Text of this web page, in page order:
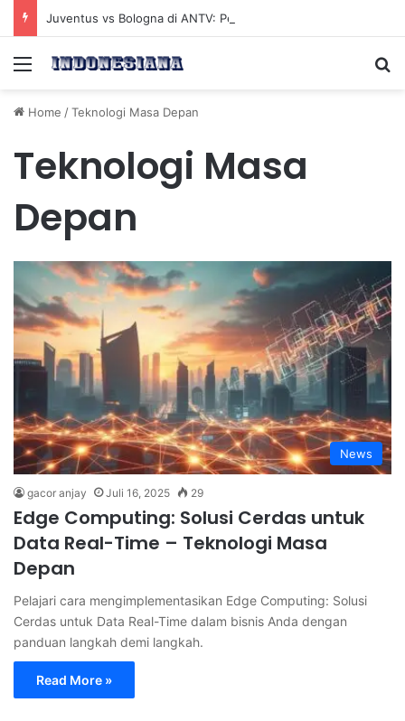
Menu
Home /Teknologi Masa Depan
Teknologi Masa
Depan
News
gacor anjay Juli 16, 2025 29
Edge Computing: Solusi Cerdas untuk
Data Real-Time – Teknologi Masa
Depan
Pelajari cara mengimplementasikan Edge Computing: Solusi
Cerdas untuk Data Real-Time dalam bisnis Anda dengan
panduan langkah demi langkah.
Read More »